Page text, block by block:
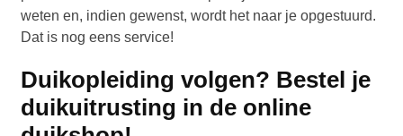
weten en, indien gewenst, wordt het naar je opgestuurd.
Dat is nog eens service!
Duikopleiding volgen? Bestel je
duikuitrusting in de online